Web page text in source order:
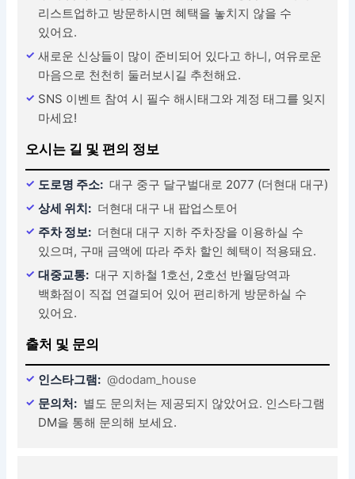
리스트업하고 방문하시면 혜택을 놓치지 않을 수
있어요.
새로운 신상들이 많이 준비되어 있다고 하니, 여유로운
마음으로 천천히 둘러보시길 추천해요.
SNS 이벤트 참여 시 필수 해시태그와 계정 태그를 잊지
마세요!
오시는 길 및 편의 정보
도로명 주소: 대구 중구 달구벌대로 2077 (더현대 대구)
상세 위치: 더현대 대구 내 팝업스토어
주차 정보: 더현대 대구 지하 주차장을 이용하실 수
있으며, 구매 금액에 따라 주차 할인 혜택이 적용돼요.
대중교통: 대구 지하철 1호선, 2호선 반월당역과
백화점이 직접 연결되어 있어 편리하게 방문하실 수
있어요.
출처 및 문의
인스타그램: @dodam_house
문의처: 별도 문의처는 제공되지 않았어요. 인스타그램
DM을 통해 문의해 보세요.